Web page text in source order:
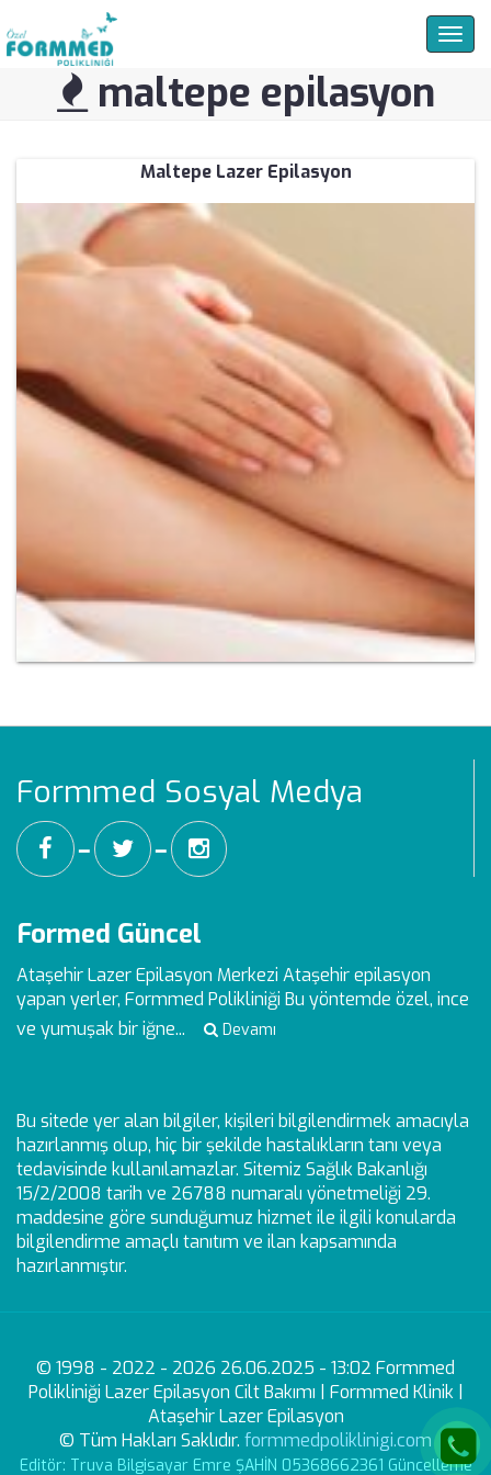
maltepe epilasyon
Maltepe Lazer Epilasyon
Formmed Sosyal Medya
━ ━
Formed Güncel
Ataşehir Lazer Epilasyon Merkezi Ataşehir epilasyon
yapan yerler, Formmed Polikliniği Bu yöntemde özel, ince
ve yumuşak bir iğne...
Devamı
Bu sitede yer alan bilgiler, kişileri bilgilendirmek amacıyla
hazırlanmış olup, hiç bir şekilde hastalıkların tanı veya
tedavisinde kullanılamazlar. Sitemiz Sağlık Bakanlığı
15/2/2008 tarih ve 26788 numaralı yönetmeliği 29.
maddesine göre sunduğumuz hizmet ile ilgili konularda
bilgilendirme amaçlı tanıtım ve ilan kapsamında
hazırlanmıştır.
© 1998 - 2022 - 2026 26.06.2025 - 13:02 Formmed
Polikliniği Lazer Epilasyon Cilt Bakımı | Formmed Klinik |
Ataşehir Lazer Epilasyon
© Tüm Hakları Saklıdır. formmedpoliklinigi.com
Editör: Truva Bilgisayar Emre ŞAHİN 05368662361 Güncelleme